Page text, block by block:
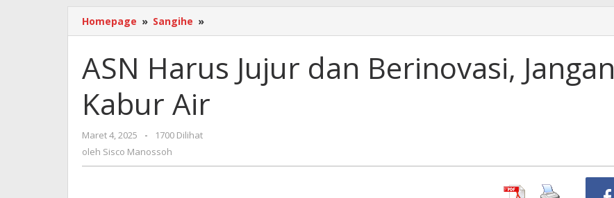
Homepage » Sangihe »
Harus
dan
Berinovasi,
ASN Harus Jujur dan Berinovasi, Jangan
Kabur Air
Maret 4, 2025
oleh
Sisco
-
1700 Dilihat
oleh Sisco Manossoh